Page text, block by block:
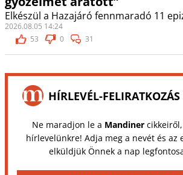
Elkészül a Hazajáró fennmaradó 11
2026.08.05 14:24
53
0 31
HÍRLEVÉL-FELIRATKOZÁS
Ne maradjon le a Mandiner
hírlevelünkre! Adja meg a nevét és az
elküldjük Önnek a nap